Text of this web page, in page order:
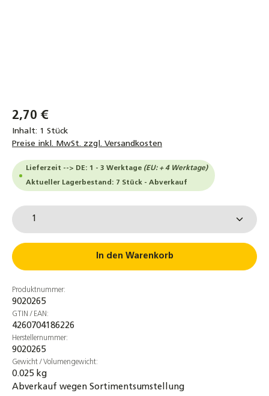
2,70 €
Inhalt: 1 Stück
Preise inkl. MwSt. zzgl. Versandkosten
Lieferzeit --> DE: 1 - 3 Werktage (EU: + 4 Werktage)
Aktueller Lagerbestand: 7 Stück - Abverkauf
Produkt Anzahl: Gib den gewünschten Wert ein
In den Warenkorb
Produktnummer:
9020265
GTIN / EAN:
4260704186226
Herstellernummer:
9020265
Gewicht / Volumengewicht:
0.025 kg
Abverkauf wegen Sortimentsumstellung